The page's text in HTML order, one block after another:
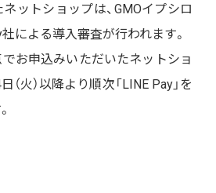
ットショップは、GMOイプシロ
による導入審査が行われます。
お申込みいただいたネットショ
（火）以降より順次「LINE Pay」を